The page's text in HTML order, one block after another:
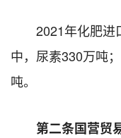
2021年化肥进
中，尿素330万吨
吨。
第二条国营贸